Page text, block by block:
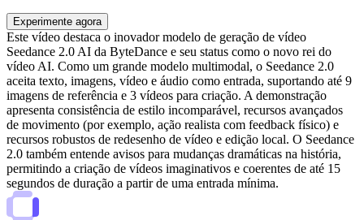
Experimente agora
Este vídeo destaca o inovador modelo de geração de vídeo
Seedance 2.0 AI da ByteDance e seu status como o novo rei do
vídeo AI. Como um grande modelo multimodal, o Seedance 2.0
aceita texto, imagens, vídeo e áudio como entrada, suportando até 9
imagens de referência e 3 vídeos para criação. A demonstração
apresenta consistência de estilo incomparável, recursos avançados
de movimento (por exemplo, ação realista com feedback físico) e
recursos robustos de redesenho de vídeo e edição local. O Seedance
2.0 também entende avisos para mudanças dramáticas na história,
permitindo a criação de vídeos imaginativos e coerentes de até 15
segundos de duração a partir de uma entrada mínima.